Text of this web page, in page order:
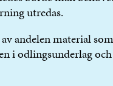
utredas.
andelen material som
i odlingsunderlag